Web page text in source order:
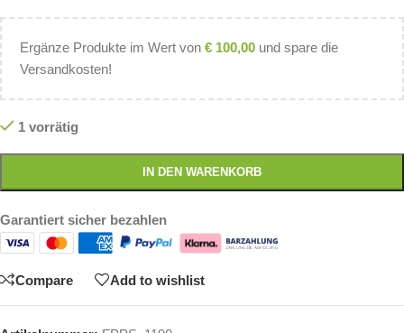
Ergänze Produkte im Wert von € 100,00 und spare die
Versandkosten!
1 vorrätig
IN DEN WARENKORB
Garantiert sicher bezahlen
Compare Add to wishlist